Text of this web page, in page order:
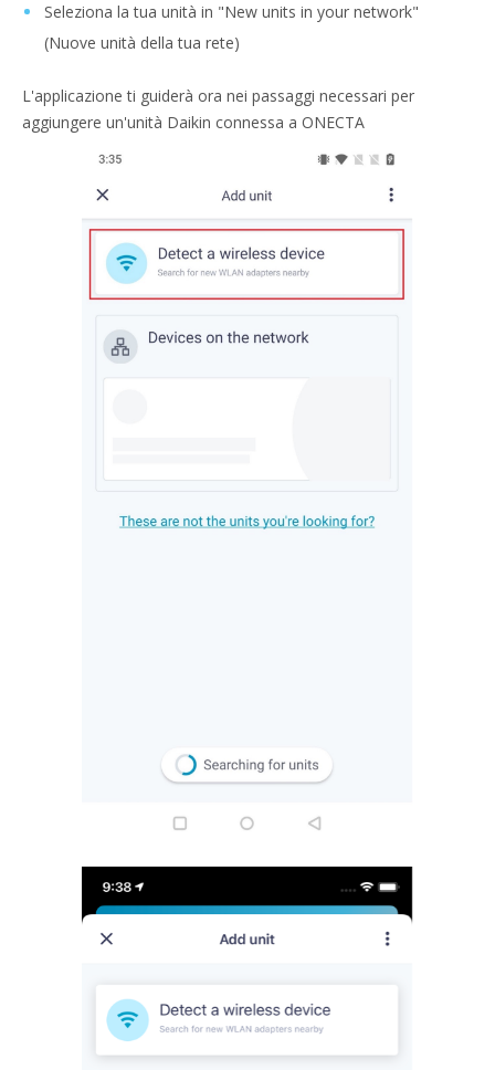
Seleziona la tua unità in "New units in your network"
(Nuove unità della tua rete)
L'applicazione ti guiderà ora nei passaggi necessari per
aggiungere un'unità Daikin connessa a ONECTA